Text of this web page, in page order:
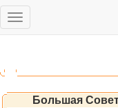
Toggle
navigation
Большая